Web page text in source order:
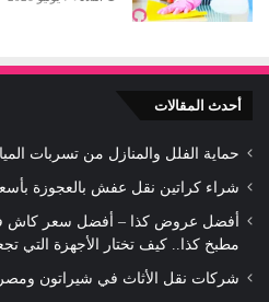
أحدث المقالات
حماية الفلل والمنازل من تسربات
شراء كراتين نقل عفش بالعجوزة بأسعار مناسبة
أفضل عروض كذا – أفضل سعر
مطبخ كذا.. كيف تختار الأجهزة التي
شركات نقل الأثاث في شيراتون ومصر الجديدة